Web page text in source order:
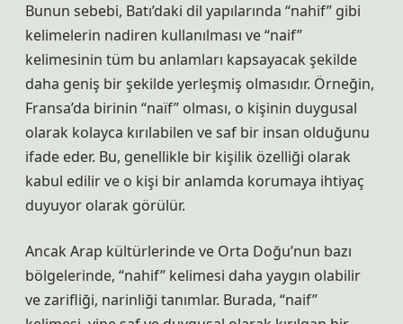
Bunun sebebi, Batı’daki dil yapılarında “nahif” gibi
kelimelerin nadiren kullanılması ve “naif”
kelimesinin tüm bu anlamları kapsayacak şekilde
daha geniş bir şekilde yerleşmiş olmasıdır. Örneğin,
Fransa’da birinin “naïf” olması, o kişinin duygusal
olarak kolayca kırılabilen ve saf bir insan olduğunu
ifade eder. Bu, genellikle bir kişilik özelliği olarak
kabul edilir ve o kişi bir anlamda korumaya ihtiyaç
duyuyor olarak görülür.
Ancak Arap kültürlerinde ve Orta Doğu’nun bazı
bölgelerinde, “nahif” kelimesi daha yaygın olabilir
ve zarifliği, narinliği tanımlar. Burada, “naif”